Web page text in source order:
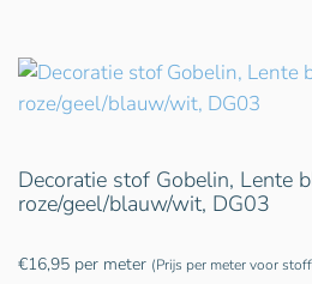
Decoratie stof Gobelin, Lente
roze/geel/blauw/wit, DG03
€16,95 per meter (Prijs per meter voor